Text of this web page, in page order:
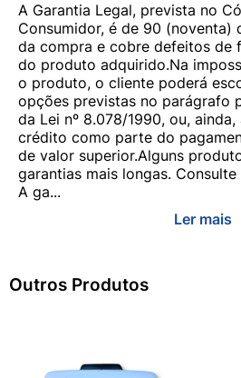
A Garantia Legal, prevista no
Consumidor, é de 90 (noventa)
da compra e cobre defeitos de
do produto adquirido.Na
o produto, o cliente poderá
opções previstas no parágrafo
da Lei nº 8.078/1990, ou,
crédito como parte do
de valor superior.Alguns
garantias mais longas.
A ga...
Ler mais
Outros Produtos